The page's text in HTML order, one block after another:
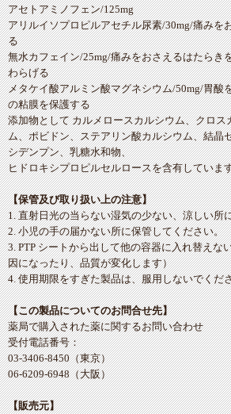
アセトアミノフェン/125mg
アリルイソプロピルアセチル尿素/30mg/痛みを
る
無水カフェイン/25mg/痛みをおさえるはたらき
わらげる
メタケイ酸アルミン酸マグネシウム/50mg/胃酸
の粘膜を保護する
添加物として カルメロースカルシウム、クロス
ム、ポビドン、ステアリン酸カルシウム、結晶
シデンプン、乳糖水和物、
ヒドロキシプロピルセルロースを含有していま
【保管及び取り扱い上の注意】
1. 直射日光の当らない湿気の少ない、涼しい所
2. 小児の手の届かない所に保管してください。
3. PTP シートから出して他の容器に入れ替えな
因になったり、品質が変化します）
4. 使用期限をすぎた製品は、服用しないでくだ
【この製品についてのお問合せ先】
薬局で購入された薬に関するお問い合わせ
受付電話番号：
03-3406-8450（東京）
06-6209-6948（大阪）
【販売元】